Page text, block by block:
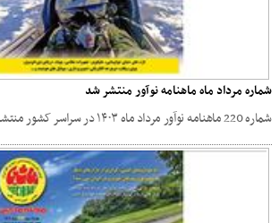
شماره مرداد ماه ماهنامه نوآور منتشر شد
شماره 220 ماهنامه نوآور مرداد ماه ۱۴۰۳ در سراسر کشور منتشر شد.